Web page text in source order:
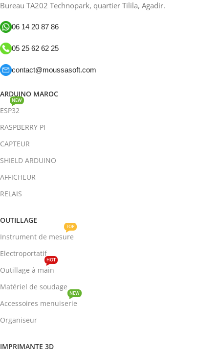
Bureau TA202 Technopark, quartier Tilila, Agadir.
06 14 20 87 86
05 25 62 62 25
contact@moussasoft.com
ARDUINO MAROC
ESP32
NEW
RASPBERRY PI
CAPTEUR
SHIELD ARDUINO
AFFICHEUR
RELAIS
OUTILLAGE
Instrument de mesure
TOP
Electroportatif
Outillage à main
HOT
Matériel de soudage
Accessoires menuiserie
NEW
Organiseur
IMPRIMANTE 3D